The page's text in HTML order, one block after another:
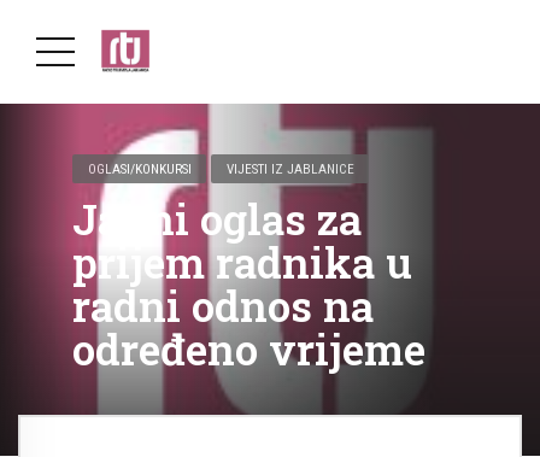
OGLASI/KONKURSI VIJESTI IZ JABLANICE
Javni oglas za
prijem radnika u
radni odnos na
određeno vrijeme